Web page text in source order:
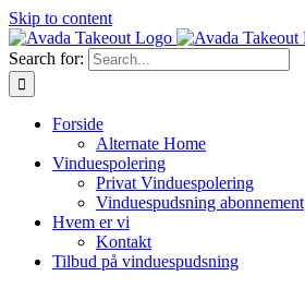
Skip to content
Search for:
Forside
Alternate Home
Vinduespolering
Privat Vinduespolering
Vinduespudsning abonnement
Hvem er vi
Kontakt
Tilbud på vinduespudsning